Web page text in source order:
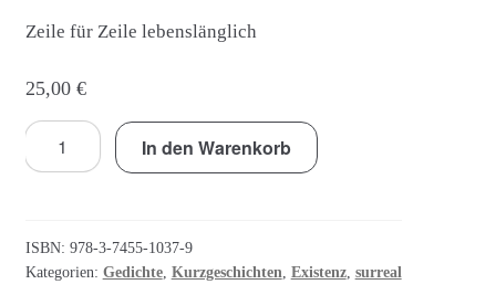
Zeile für Zeile lebenslänglich
25,00 €
IN
STROPHEN
In den Warenkorb
ISBN: 978-3-7455-1037-9
Kategorien: Gedichte, Kurzgeschichten, Existenz, surreal